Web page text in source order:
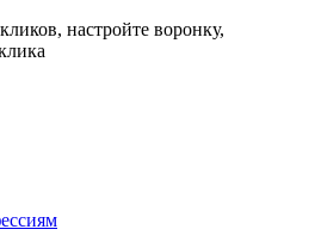
настройте воронку,